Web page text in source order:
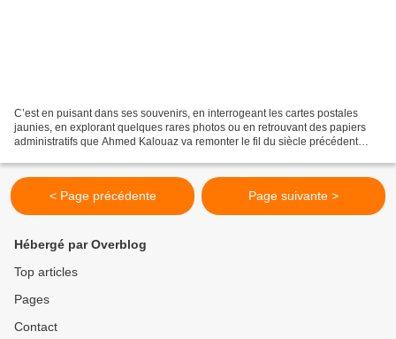
C’est en puisant dans ses souvenirs, en interrogeant les cartes postales
jaunies, en explorant quelques rares photos ou en retrouvant des papiers
administratifs que Ahmed Kalouaz va remonter le fil du siècle précédent
< Page précédente Page suivante >
Hébergé par Overblog
Top articles
Pages
Contact